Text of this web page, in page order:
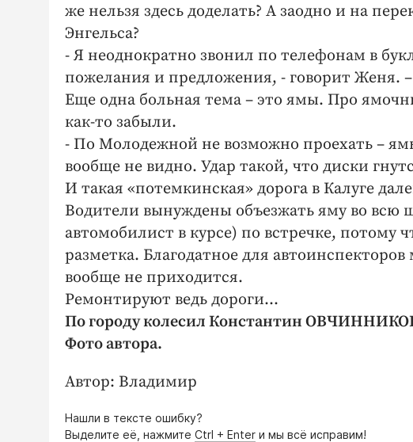
же нельзя здесь доделать? А заодно и на
Энгельса?
- Я неоднократно звонил по телефонам в
пожелания и предложения, - говорит Женя.
Еще одна больная тема – это ямы. Про
как-то забыли.
- По Молодежной не возможно проехать –
вообще не видно. Удар такой, что диски
И такая «потемкинская» дорога в Калуге
Водители вынуждены объезжать яму во всю
автомобилист в курсе) по встречке,
разметка. Благодатное для
вообще не приходится.
Ремонтируют ведь дороги…
По городу колесил Константин
Фото автора.
Автор: Владимир
Нашли в тексте ошибку?
Выделите её, нажмите Ctrl + Enter и мы всё исправим!